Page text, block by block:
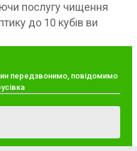
послугу чищення
до 10 кубів ви
передзвонимо, повідомимо